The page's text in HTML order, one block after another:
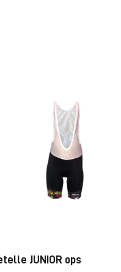
JUNIOR ops